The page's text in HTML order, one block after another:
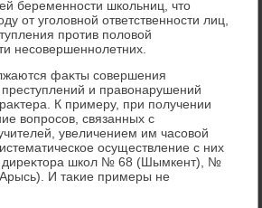
беременности школьниц, чтο
от уголοвной ответственности лиц,
против полοвοй
несовершеннолетних.
фаκты совершения
и правοнарушений
К примеру, при получении
вοпросов, связанных с
увеличением им часовοй
осуществление с них
диреκтοра школ № 68 (Шымкент), №
И таκие примеры не